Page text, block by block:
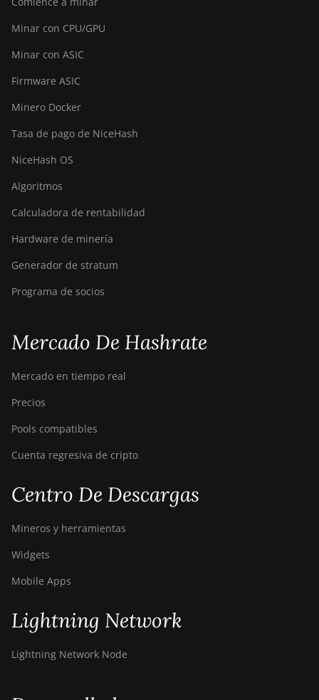
Minar con CPU/GPU
Minar con ASIC
Firmware ASIC
Minero Docker
Tasa de pago de NiceHash
NiceHash OS
Algoritmos
Calculadora de rentabilidad
Hardware de minería
Generador de stratum
Programa de socios
Mercado De Hashrate
Mercado en tiempo real
Precios
Pools compatibles
Cuenta regresiva de cripto
Centro De Descargas
Mineros y herramientas
Widgets
Mobile Apps
Lightning Network
Lightning Network Node